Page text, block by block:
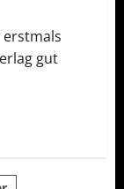
erstmals
gut